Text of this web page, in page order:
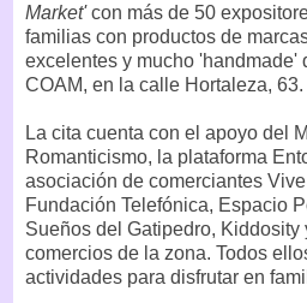
Market'con más de 50
familias con productos de
excelentes y mucho 'handmade'
COAM, en la calle Hortaleza, 63.
La cita cuenta con el apoyo del
Romanticismo, la plataforma
asociación de comerciantes
Fundación Telefónica, Espacio
Sueños del Gatipedro,
comercios de la zona. Todos
actividades para disfrutar en